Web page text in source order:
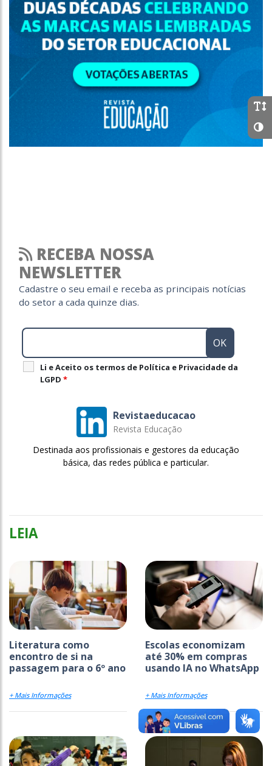
RECEBA NOSSA
NEWSLETTER
Cadastre o seu email e receba as principais notícias
do setor a cada quinze dias.
Li e Aceito os termos de Política e Privacidade da
LGPD *
Revistaeducacao
Revista Educação
Destinada aos profissionais e gestores da educação
básica, das redes pública e particular.
LEIA
Literatura como
encontro de si na
passagem para o 6º ano
+ Mais Informações
Escolas economizam
até 30% em compras
usando IA no WhatsApp
+ Mais Informações